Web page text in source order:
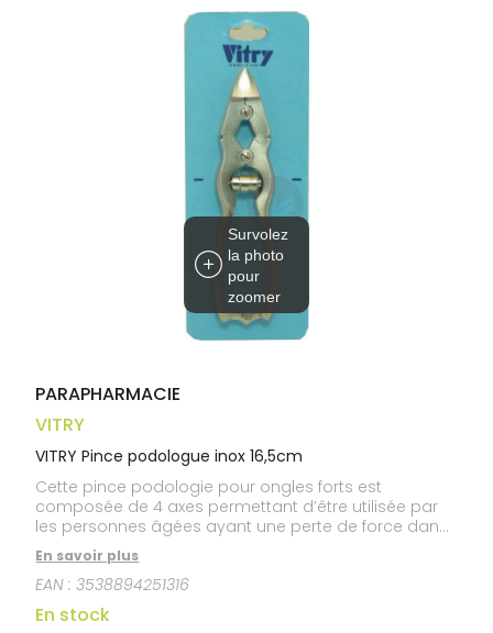
APPLICATION
Survolez
la photo
pour
zoomer
PARAPHARMACIE
VITRY
VITRY Pince podologue inox 16,5cm
Cette pince podologie pour ongles forts est
composée de 4 axes permettant d’être utilisée par
les personnes âgées ayant une perte de force dans
la main et des ongles très durs. Sa forme a été
conçue pour permettre une coupe nette et précise
des ongles forts.
En savoir plus
EAN :3538894251316
En stock